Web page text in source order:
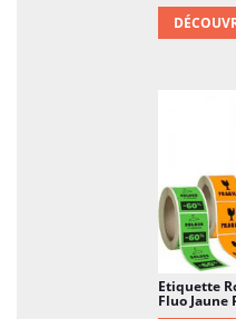
Etiquette
Fluo Jaune